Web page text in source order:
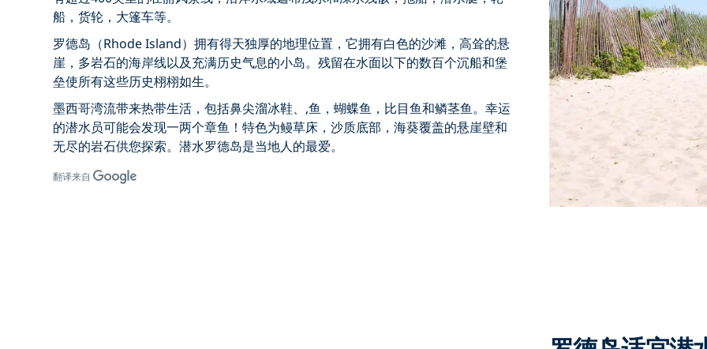
船，货轮，大篷车等。
罗德岛（Rhode Island）拥有得天独厚的地理位置，它拥有白色的沙滩，高耸的悬
崖，多岩石的海岸线以及充满历史气息的小岛。残留在水面以下的数百个沉船和堡
垒使所有这些历史栩栩如生。
墨西哥湾流带来热带生活，包括鼻尖溜冰鞋、,鱼，蝴蝶鱼，比目鱼和鳞茎鱼。幸运
的潜水员可能会发现一两个章鱼！特色为鳗草床，沙质底部，海葵覆盖的悬崖壁和
无尽的岩石供您探索。潜水罗德岛是当地人的最爱。
翻译来自